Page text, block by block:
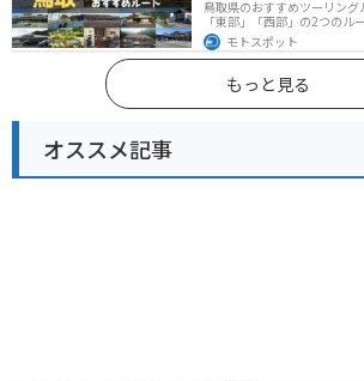
鳥取県のおすすめツーリング
「東部」「西部」の2つのル
地、歴史ある城跡など魅力
で楽しめます。バイクで鳥
参考にしてください。
モトスポット
もっと見る
オススメ記事